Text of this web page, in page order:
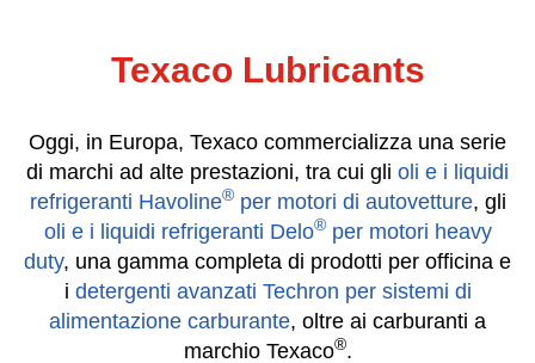
Oggi, in Europa, Texaco commercializza una serie
di marchi ad alte prestazioni, tra cui glioli e i liquidi
refrigeranti Havoline®per motori di autovetture, gli
oli e i liquidi refrigeranti Delo®per motori heavy
, una gamma completa di prodotti per officina e
idetergenti avanzati Techron per sistemi di
alimentazione carburante, oltre ai carburanti a